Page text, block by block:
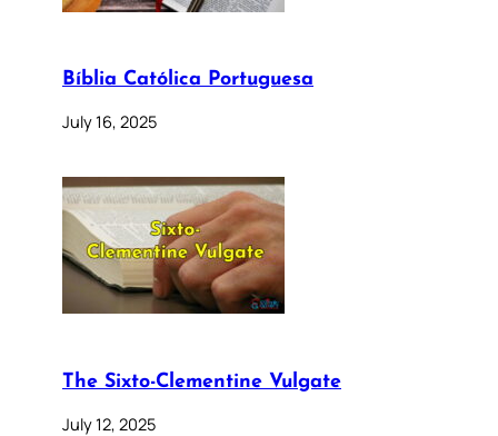
Bíblia Católica Portuguesa
July 16, 2025
The Sixto-Clementine Vulgate
July 12, 2025